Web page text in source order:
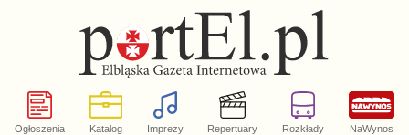
Ogłoszenia Katalog Imprezy Repertuary Rozkłady NaWynos